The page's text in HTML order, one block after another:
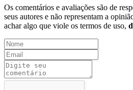
Os comentários e avaliações são de
seus autores e não representam a
achar algo que viole os termos de uso,